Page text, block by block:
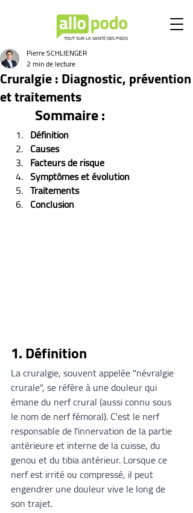
TOUT SUR LA SANTÉ DES PIEDS
Cruralgie : Diagnostic, prévention
et traitements
Pierre SCHLIENGER
2 min de lecture
Sommaire :
Définition
Causes
Facteurs de risque
Symptômes et évolution
Traitements
Conclusion
1. Définition
La cruralgie, souvent appelée "névralgie
crurale", se réfère à une douleur qui
émane du nerf crural (aussi connu sous
le nom de nerf fémoral). C'est le nerf
responsable de l'innervation de la partie
antérieure et interne de la cuisse, du
genou et du tibia antérieur. Lorsque ce
nerf est irrité ou compressé, il peut
engendrer une douleur vive le long de
son trajet.